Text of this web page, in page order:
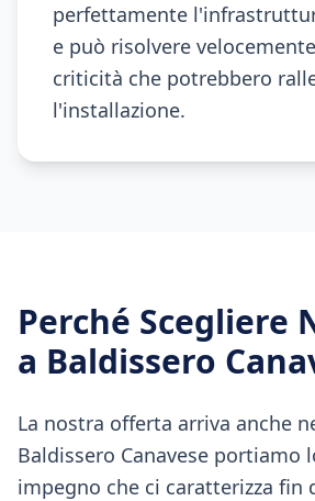
perfettamente
e può risolvere
criticità che potrebbero
l'installazione.
Perché Scegliere
a Baldissero
La nostra offerta arriva anche
Baldissero Canavese portiamo
impegno che ci caratterizza fin